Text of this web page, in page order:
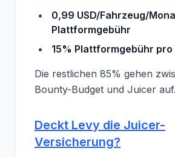
0,99 USD/Fahrzeug/
Plattformgebühr
15% Plattformgebühr
Die restlichen 85% gehen
Bounty-Budget und Juicer auf.
Deckt Levy die Juicer-
Versicherung?